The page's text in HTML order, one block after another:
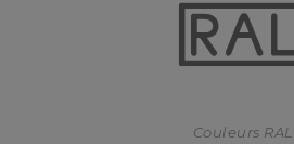
Couleurs RAL